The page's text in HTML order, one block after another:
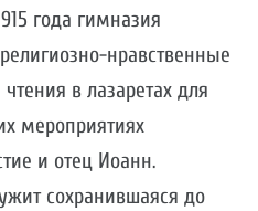
года гимназия
нравственные
в лазаретах для
мероприятиях
и отец Иоанн.
сохранившаяся до